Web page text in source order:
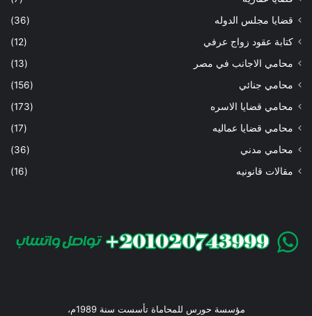
قضايا مجلس الدوله
(36)
كتابة عقود زواج عرفي
(12)
محامي الاجانب في مصر
(13)
محامي جنائي
(156)
محامي قضايا الاسره
(173)
محامي قضايا عماليه
(17)
محامي مدني
(36)
مقالات قانونيه
(16)
مؤسسة حورس للمحاماة تأسست سنة 1989م،